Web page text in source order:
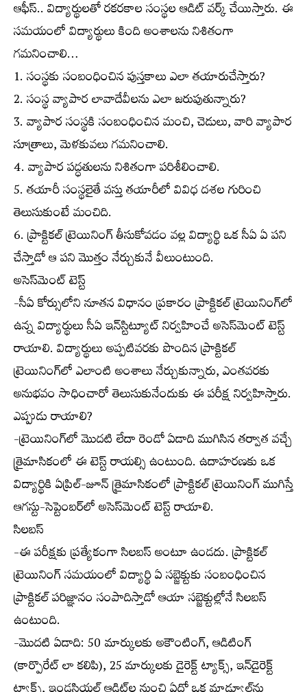
ఆఫీస్.. విద్యార్థులతో రకరకాల సంస్థల ఆడిట్ వర్క్ చేయిస్తారు. ఈ
సమయంలో విద్యార్థులు కింది అంశాలను నిశితంగా
గమనించాలి…
1. సంస్థకు సంబంధించిన పుస్తకాలు ఎలా తయారుచేస్తారు?
2. సంస్థ వ్యాపార లావాదేవీలను ఎలా జరుపుతున్నారు?
3. వ్యాపార సంస్థకి సంబంధించిన మంచి, చెడులు, వారి వ్యాపార
సూత్రాలు, మెళకువలు గమనించాలి.
4. వ్యాపార పద్ధతులను నిశితంగా పరిశీలించాలి.
5. తయారీ సంస్థలైతే వస్తు తయారీలో వివిధ దశల గురించి
తెలుసుకుంటే మంచిది.
6. ప్రాక్టికల్ ట్రెయినింగ్ తీసుకోవడం వల్ల విద్యార్థి ఒక సీఏ ఏ పని
చేస్తాడో ఆ పని మొత్తం నేర్చుకునే వీలుంటుంది.
అసెస్‌మెంట్ టెస్ట్
-సీఏ కోర్సులోని నూతన విధానం ప్రకారం ప్రాక్టికల్ ట్రెయినింగ్‌లో
ఉన్న విద్యార్థులు సీఏ ఇన్‌స్టిట్యూట్ నిర్వహించే అసెస్‌మెంట్ టెస్ట్
రాయాలి. విద్యార్థులు అప్పటివరకు పొందిన ప్రాక్టికల్
ట్రెయినింగ్‌లో ఎలాంటి అంశాలు నేర్చుకున్నారు, ఎంతవరకు
అనుభవం సాధించారో తెలుసుకునేందుకు ఈ పరీక్ష నిర్వహిస్తారు.
ఎప్పుడు రాయాలి?
-ట్రెయినింగ్‌లో మొదటి లేదా రెండో ఏడాది ముగిసిన తర్వాత వచ్చే
త్రైమాసికంలో ఈ టెస్ట్ రాయల్సి ఉంటుంది. ఉదాహరణకు ఒక
విద్యార్థికి ఏప్రిల్-జూన్ త్రైమాసికంలో ప్రాక్టికల్ ట్రెయినింగ్ ముగిస్తే
ఆగస్టు-సెప్టెంబర్‌లో అసెస్‌మెంట్ టెస్ట్ రాయాలి.
సిలబస్
-ఈ పరీక్షకు ప్రత్యేకంగా సిలబస్ అంటూ ఉండదు. ప్రాక్టికల్
ట్రెయినింగ్ సమయంలో విద్యార్థి ఏ సబ్జెక్టుకు సంబంధించిన
ప్రాక్టికల్ పరిజ్ఞానం సంపాదిస్తాడో ఆయా సబ్జెక్టుల్లోనే సిలబస్
ఉంటుంది.
-మొదటి ఏడాది: 50 మార్కులకు అకౌంటింగ్, ఆడిటింగ్
(కార్పొరేట్ లా కలిపి), 25 మార్కులకు డైరెక్ట్ ట్యాక్స్, ఇన్‌డైరెక్ట్